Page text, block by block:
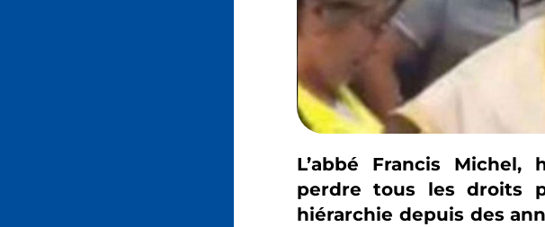
L’abbé Francis
perdre tous les droits
hiérarchie depuis des